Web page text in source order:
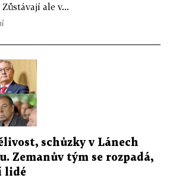
ale v...
schůzky v Lánech
Zemanův tým se rozpadá,
lidé